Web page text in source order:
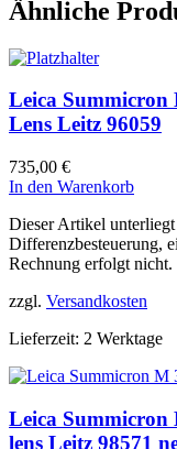
Ähnliche
Leica Summicron
Lens Leitz 96059
735,00 €
In den Warenkorb
Dieser Artikel
Differenzbesteuerung,
Rechnung erfolgt nicht.
zzgl. Versandkosten
Lieferzeit: 2 Werktage
Leica
lens Leitz 98571